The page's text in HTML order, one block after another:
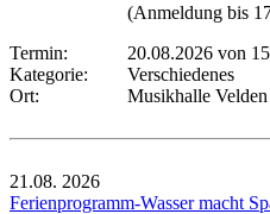
(Anmeldung bis
Termin:
20.08.2026 von
Kategorie:
Verschiedenes
Ort:
Musikhalle Velden
21.08. 2026
Ferienprogramm-Wasser macht